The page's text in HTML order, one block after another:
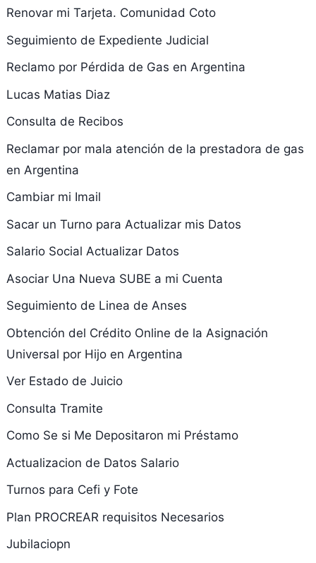
Renovar mi Tarjeta. Comunidad Coto
Seguimiento de Expediente Judicial
Reclamo por Pérdida de Gas en Argentina
Lucas Matias Diaz
Consulta de Recibos
Reclamar por mala atención de la prestadora de gas
en Argentina
Cambiar mi Imail
Sacar un Turno para Actualizar mis Datos
Salario Social Actualizar Datos
Asociar Una Nueva SUBE a mi Cuenta
Seguimiento de Linea de Anses
Obtención del Crédito Online de la Asignación
Universal por Hijo en Argentina
Ver Estado de Juicio
Consulta Tramite
Como Se si Me Depositaron mi Préstamo
Actualizacion de Datos Salario
Turnos para Cefi y Fote
Plan PROCREAR requisitos Necesarios
Jubilaciopn